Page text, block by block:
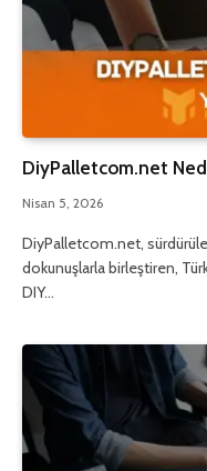
DiyPalletcom.net
Nisan 5, 2026
DiyPalletcom.net,
dokunuşlarla birleştiren,
DIY…